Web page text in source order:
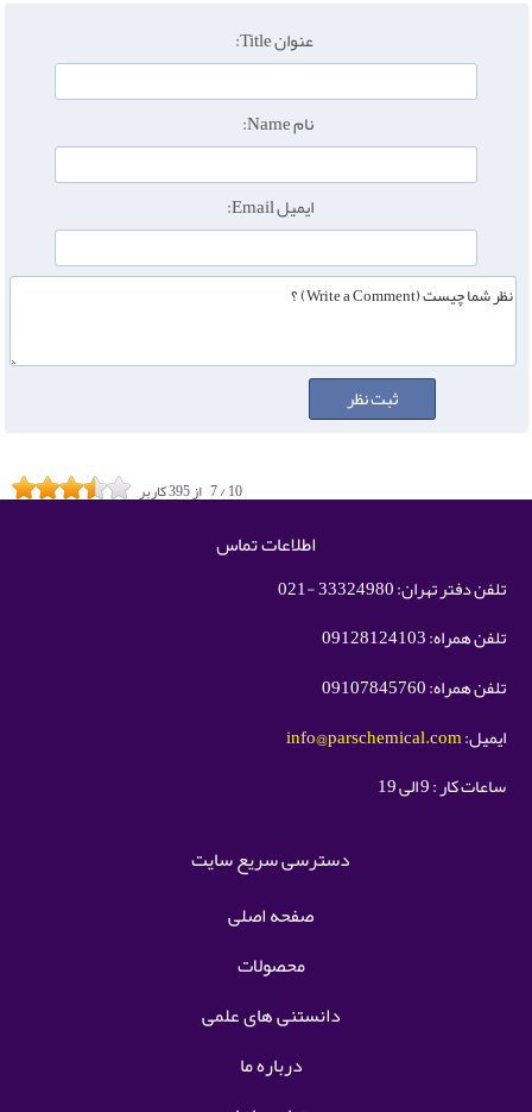
عنوان Title:
نام Name:
ایمیل Email:
7/10 از395کاربر
اطلاعات تماس
تلفن دفتر تهران: 33324980 -021
تلفن همراه: 09128124103
تلفن همراه: 09107845760
ایمیل:info@parschemical.com
ساعات کار : 9 الی 19
دسترسی سریع سایت
صفحه اصلی
محصولات
دانستنی های علمی
درباره ما